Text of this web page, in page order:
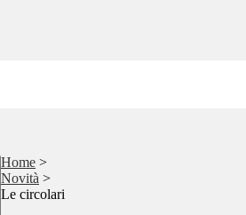
Home >
Novità >
Le circolari